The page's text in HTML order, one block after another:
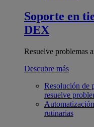
Soporte en
DEX
Resuelve problemas
Descubre más
Resolución de
resuelve
rutinarias